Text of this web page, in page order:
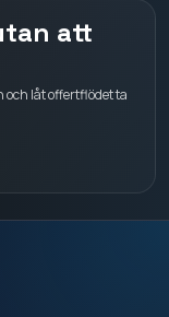
att
låt offertflödet ta